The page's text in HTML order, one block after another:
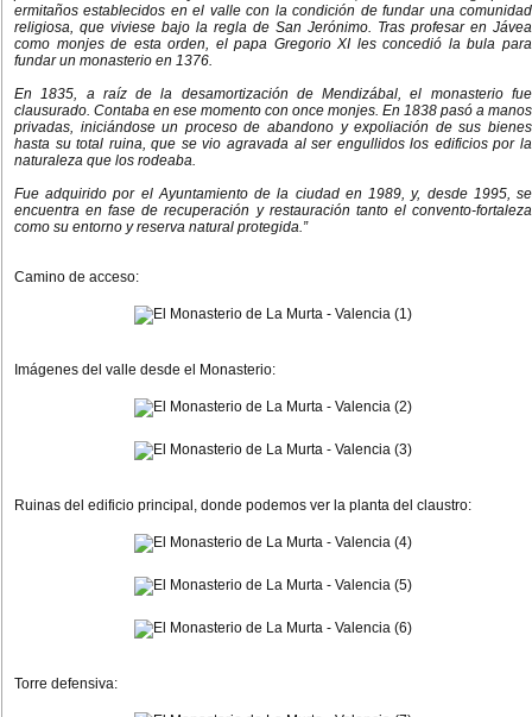
ermitaños establecidos en el valle con la condición de fundar una comunidad
religiosa, que viviese bajo la regla de San Jerónimo. Tras profesar en Jávea
como monjes de esta orden, el papa Gregorio XI les concedió la bula para
fundar un monasterio en 1376.
En 1835, a raíz de la desamortización de Mendizábal, el monasterio fue
clausurado. Contaba en ese momento con once monjes. En 1838 pasó a manos
privadas, iniciándose un proceso de abandono y expoliación de sus bienes
hasta su total ruina, que se vio agravada al ser engullidos los edificios por la
naturaleza que los rodeaba.
Fue adquirido por el Ayuntamiento de la ciudad en 1989, y, desde 1995, se
encuentra en fase de recuperación y restauración tanto el convento-fortaleza
como su entorno y reserva natural protegida.”
Camino de acceso:
Imágenes del valle desde el Monasterio:
Ruinas del edificio principal, donde podemos ver la planta del claustro:
Torre defensiva: